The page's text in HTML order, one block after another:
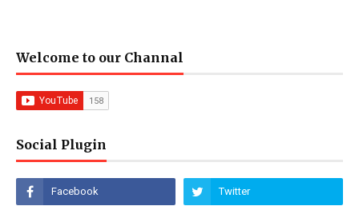
Welcome to our Channal
Social Plugin